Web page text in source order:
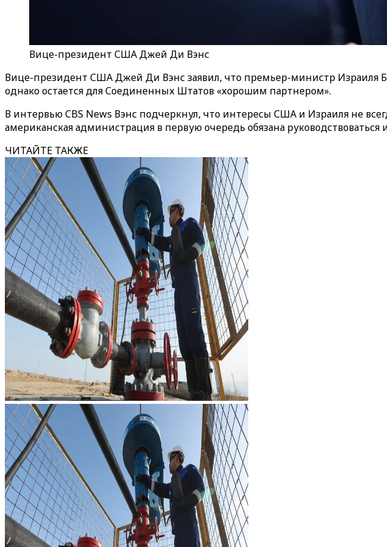
Вице-президент США Джей Ди Вэнс
Вице-президент США Джей Ди Вэнс заявил, что премьер-министр Израиля
однако остается для Соединенных Штатов «хорошим партнером».
В интервью CBS News Вэнс подчеркнул, что интересы США и Израиля не
американская администрация в первую очередь обязана руководствоваться
ЧИТАЙТЕ ТАКЖЕ